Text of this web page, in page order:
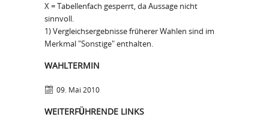
X = Tabellenfach gesperrt, da Aussage nicht
sinnvoll.
1) Vergleichsergebnisse früherer Wahlen sind im
Merkmal "Sonstige" enthalten.
WAHLTERMIN
09. Mai 2010
WEITERFÜHRENDE LINKS